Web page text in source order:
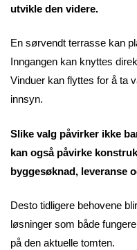
utvikle den videre.
En sørvendt terrasse kan
Inngangen kan knyttes
Vinduer kan flyttes for å ta
innsyn.
Slike valg påvirker ikke
kan også påvirke
byggesøknad, leveranse
Desto tidligere behovene
løsninger som både
på den aktuelle tomten.